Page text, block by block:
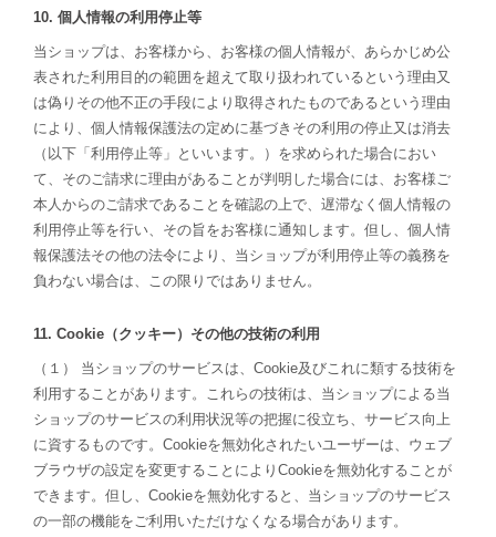
10. 個人情報の利用停止等
当ショップは、お客様から、お客様の個人情報が、あらかじめ公
表された利用目的の範囲を超えて取り扱われているという理由又
は偽りその他不正の手段により取得されたものであるという理由
により、個人情報保護法の定めに基づきその利用の停止又は消去
（以下「利用停止等」といいます。）を求められた場合におい
て、そのご請求に理由があることが判明した場合には、お客様ご
本人からのご請求であることを確認の上で、遅滞なく個人情報の
利用停止等を行い、その旨をお客様に通知します。但し、個人情
報保護法その他の法令により、当ショップが利用停止等の義務を
負わない場合は、この限りではありません。
11. Cookie（クッキー）その他の技術の利用
（１） 当ショップのサービスは、Cookie及びこれに類する技術を
利用することがあります。これらの技術は、当ショップによる当
ショップのサービスの利用状況等の把握に役立ち、サービス向上
に資するものです。Cookieを無効化されたいユーザーは、ウェブ
ブラウザの設定を変更することによりCookieを無効化することが
できます。但し、Cookieを無効化すると、当ショップのサービス
の一部の機能をご利用いただけなくなる場合があります。